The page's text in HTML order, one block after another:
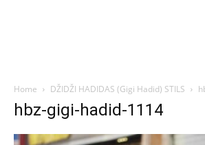
Home DŽIDŽI HADIDAS (Gigi Hadid) STILS
hbz-gigi-hadid-1114